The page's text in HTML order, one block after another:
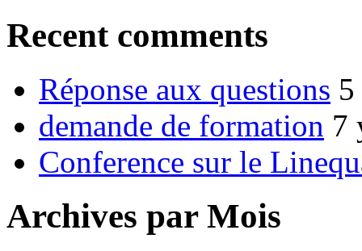
Recent comments
Réponse aux questions
demande de formation 7
Conference sur le
Archives par Mois